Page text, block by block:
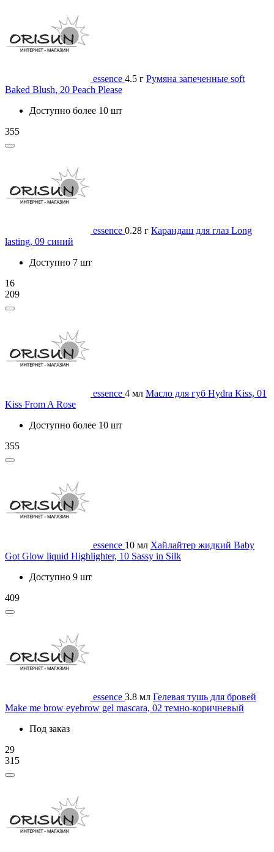
essence 4.5 г Румяна запеченные soft
Baked Blush, 20 Peach Please
Доступно более 10 шт
355
essence 0.28 г Карандаш для глаз Long
lasting, 09 синий
Доступно 7 шт
16
209
essence 4 мл Масло для губ Hydra Kiss, 01
Kiss From A Rose
Доступно более 10 шт
355
essence 10 мл Хайлайтер жидкий Baby
Got Glow liquid Highlighter, 10 Sassy in Silk
Доступно 9 шт
409
essence 3.8 мл Гелевая тушь для бровей
Make me brow eyebrow gel mascara, 02 темно-коричневый
Под заказ
29
315